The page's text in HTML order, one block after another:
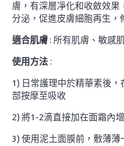
膚，有深層凈化和收斂效
分泌，促進皮膚細胞再生，
適合肌膚: 所有肌膚、敏感
使用方法 :
1) 日常護理中於精華素後
部按摩至吸收
2) 將1-2滴直接加在面霜內
3) 使用泥土面膜前，敷薄薄